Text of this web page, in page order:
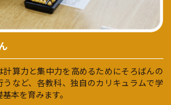
計算力と集中力を高めるためにそろばんの
うなど、各教科、独自のカリキュラムで学
本を育みます。